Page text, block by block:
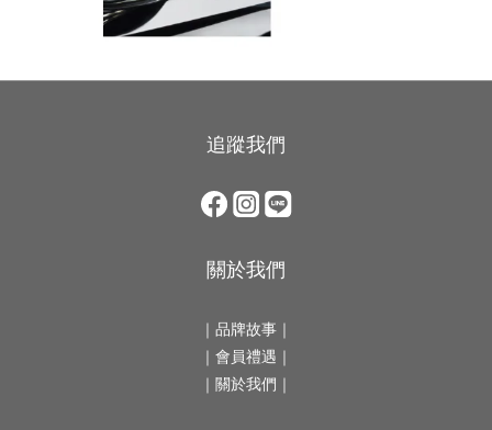
追蹤我們
關於我們
｜ 品牌故事 ｜
｜會員禮遇｜
｜ 關於我們 ｜